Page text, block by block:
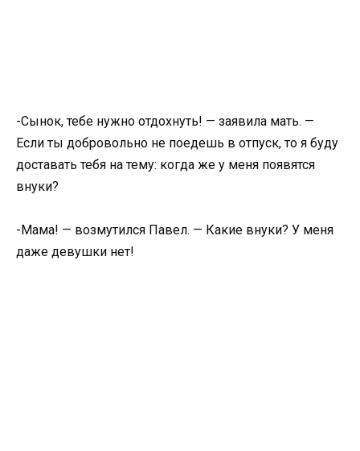
-Сынок, тебе нужно отдохнуть! — заявила мать. —
Если ты добровольно не поедешь в отпуск, то я буду
доставать тебя на тему: когда же у меня появятся
внуки?
-Мама! — возмутился Павел. — Какие внуки? У меня
даже девушки нет!